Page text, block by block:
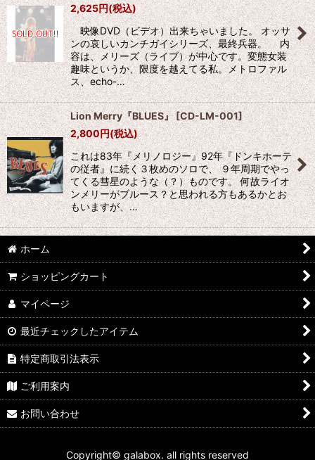
2,625円(税込)
映像DVD（ビデオ）出来ちゃいました。 オッサ
ンの哀しいカンチガイシリーズ、最終兵器。 内
容は、メリーズ（ライブ）が中心です。変態女装
趣味というか、限度を越えてる私。メトロファル
ス、echo-…
Lion Merry『BLUES』 [CD-LM-001]
2,800円(税込)
これは83年『メリノロジー』92年『ドンキホーテ
の従者』に続く３枚めのソロで、 ９年周期でやっ
てくる彗星のような（？）ものです。 何故ライオ
ンメリーがブルース？と思われる方もあるかとお
もいますが、…
ホーム
ショッピングカート
マイページ
最近チェックしたアイテム
特定商取引法表示
ご利用案内
お問い合わせ
Copyright© galabox. all rights reserved